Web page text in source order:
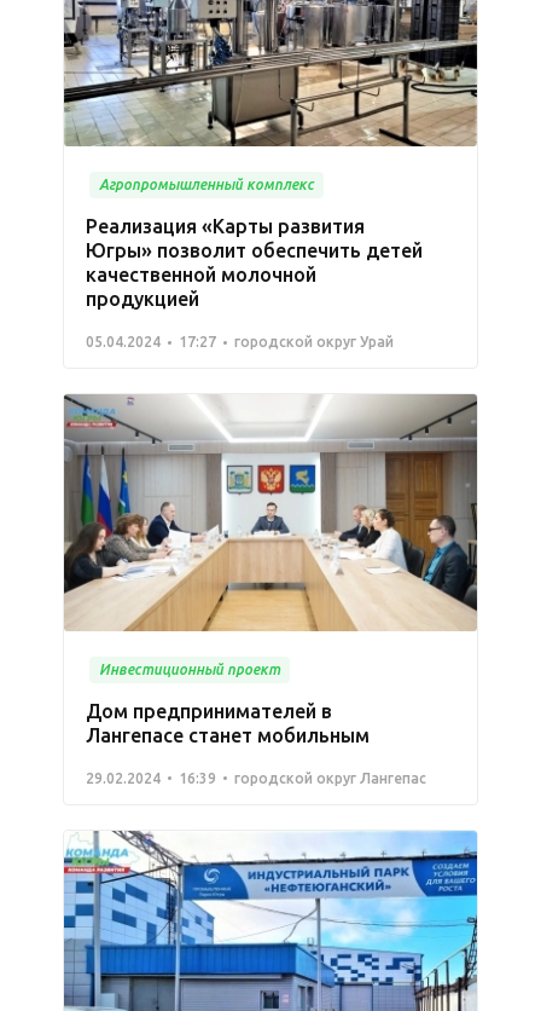
Агропромышленный комплекс
Реализация «Карты развития
Югры» позволит обеспечить детей
качественной молочной
продукцией
05.04.2024 17:27 городской округ Урай
Инвестиционный проект
Дом предпринимателей в
Лангепасе станет мобильным
29.02.2024 16:39 городской округ Лангепас